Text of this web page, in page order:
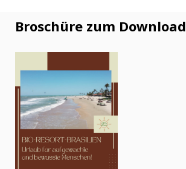
Broschüre zum Download